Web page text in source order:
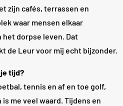
zijn cafés, terrassen en
waar mensen elkaar
dorpse leven. Dat
de Leur voor mij echt bijzonder.
tijd?
tennis en af en toe golf,
me veel waard. Tijdens en